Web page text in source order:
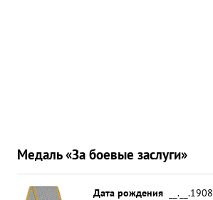
Медаль «За боевые заслуги»
Дата рождения
__.__.1908